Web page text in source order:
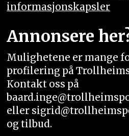
informasjonskapsler
Annonsere
Mulighetene er mange
profilering på
Kontakt oss på
eller
og tilbud.